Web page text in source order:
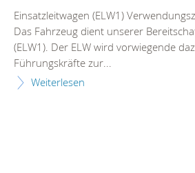
Einsatzleitwagen (ELW1)
Das Fahrzeug dient unserer
(ELW1). Der ELW wird vorwiegende
Führungskräfte zur...
Weiterlesen